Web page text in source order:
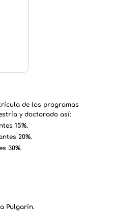
de los programas
y doctorado así:
15%.
20%.
30%.
Pulgarín.